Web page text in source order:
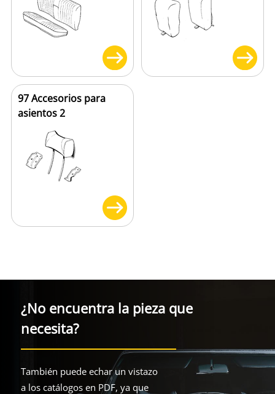
97 Accesorios para
asientos 2
¿No encuentra la pieza que
necesita?
También puede echar un vistazo
a los catálogos en PDF, ya que